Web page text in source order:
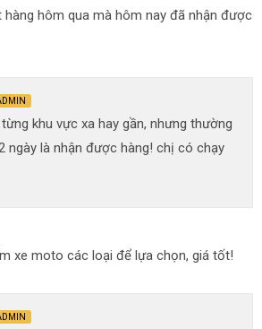
hàng hôm qua mà hôm nay đã nhận được
khu vực xa hay gần, nhưng thường
ngày là nhận được hàng! chị có chạy
xe moto các loại để lựa chọn, giá tốt!